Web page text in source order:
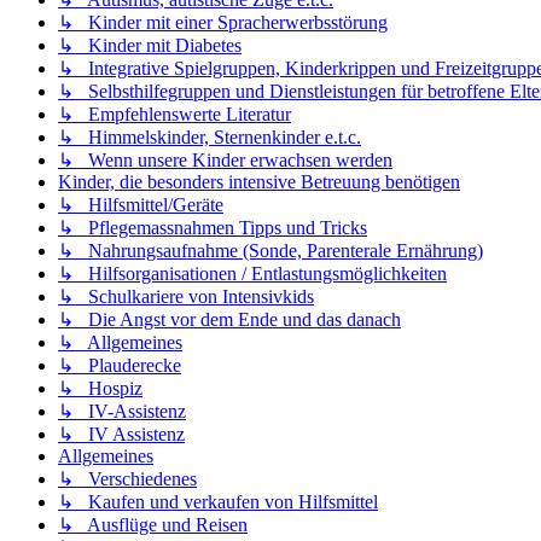
↳ Kinder mit einer Spracherwerbsstörung
↳ Kinder mit Diabetes
↳ Integrative Spielgruppen, Kinderkrippen und
↳ Selbsthilfegruppen und Dienstleistungen für betroffene
↳ Empfehlenswerte Literatur
↳ Himmelskinder, Sternenkinder e.t.c.
↳ Wenn unsere Kinder erwachsen werden
Kinder, die besonders intensive Betreuung benötigen
↳ Hilfsmittel/Geräte
↳ Pflegemassnahmen Tipps und Tricks
↳ Nahrungsaufnahme (Sonde, Parenterale Ernährung)
↳ Hilfsorganisationen / Entlastungsmöglichkeiten
↳ Schulkariere von Intensivkids
↳ Die Angst vor dem Ende und das danach
↳ Allgemeines
↳ Plauderecke
↳ Hospiz
↳ IV-Assistenz
↳ IV Assistenz
Allgemeines
↳ Verschiedenes
↳ Kaufen und verkaufen von Hilfsmittel
↳ Ausflüge und Reisen